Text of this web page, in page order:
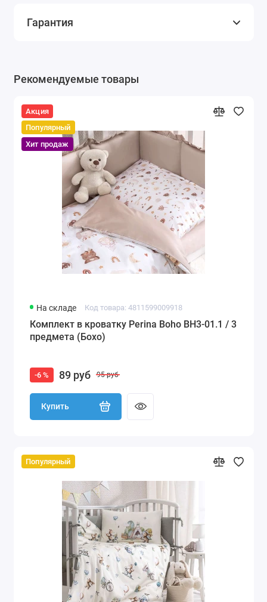
Гарантия
Рекомендуемые товары
Акция
Популярный
Хит продаж
На складе Код товара: 4811599009918
Комплект в кроватку Perina Boho BH3-01.1 / 3
предмета (Бохо)
-6 % 89 руб 95 руб
Купить
Популярный